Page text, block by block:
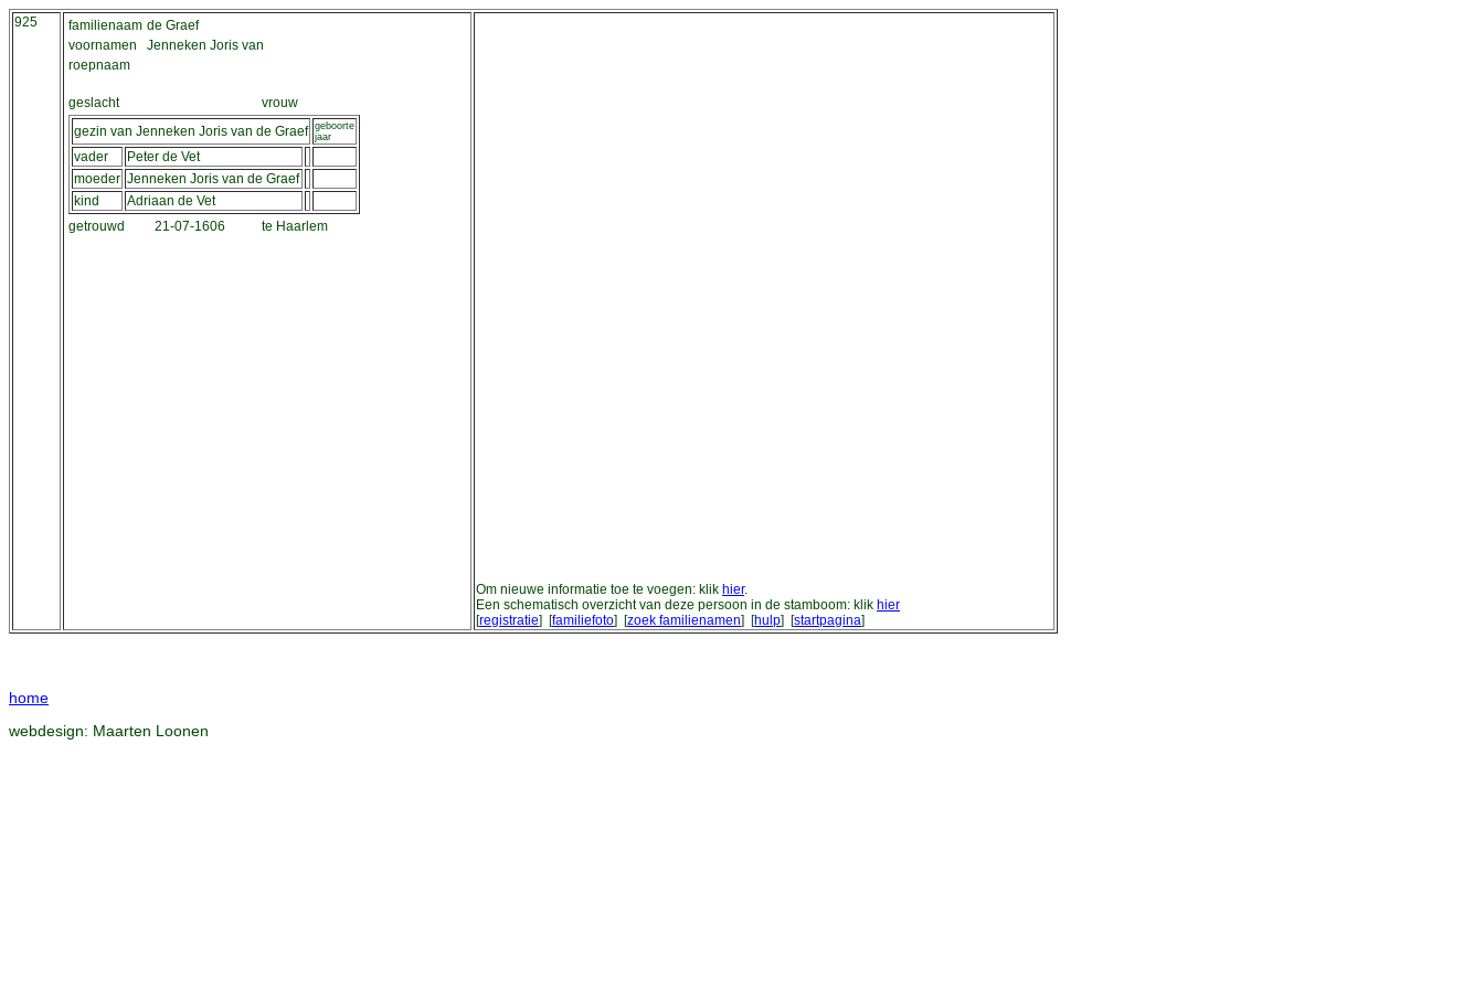
925 familienaam de Graef
voornamen
Jenneken Joris van
roepnaam
geslacht
vrouw
gezin van Jenneken Joris van de Graef geboorte
jaar
vader
Peter de Vet
moeder Jenneken Joris van de Graef
kind
Adriaan de Vet
getrouwd
21-07-1606 te Haarlem
Om nieuwe informatie toe te voegen: klik hier.
Een schematisch overzicht van deze persoon in de stamboom: klik hier
[registratie] [familiefoto] [zoek familienamen] [hulp] [startpagina]
home
webdesign: Maarten Loonen